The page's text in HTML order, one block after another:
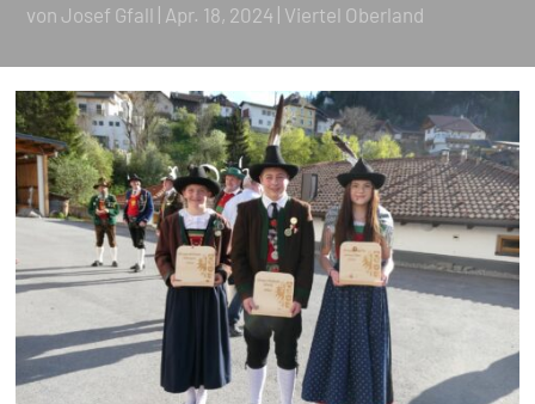
von Josef Gfall | Apr. 18, 2024 | Viertel Oberland